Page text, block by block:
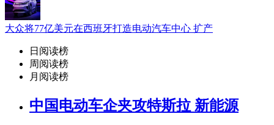
大众将77亿美元在西班牙打造电动汽车中心 扩产
日阅读榜
周阅读榜
月阅读榜
中国电动车企夹攻特斯拉 新能源